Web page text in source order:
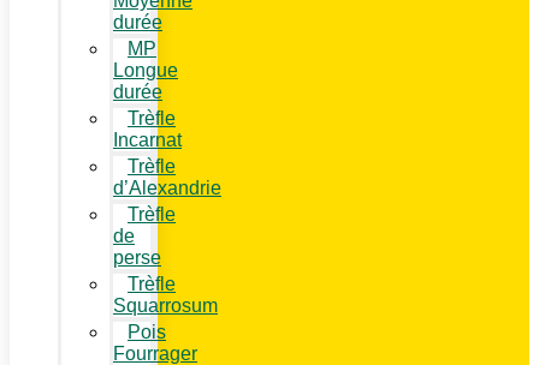
durée
MP
Longue
durée
Trèfle
Incarnat
Trèfle
d’Alexandrie
Trèfle
de
perse
Trèfle
Squarrosum
Pois
Fourrager